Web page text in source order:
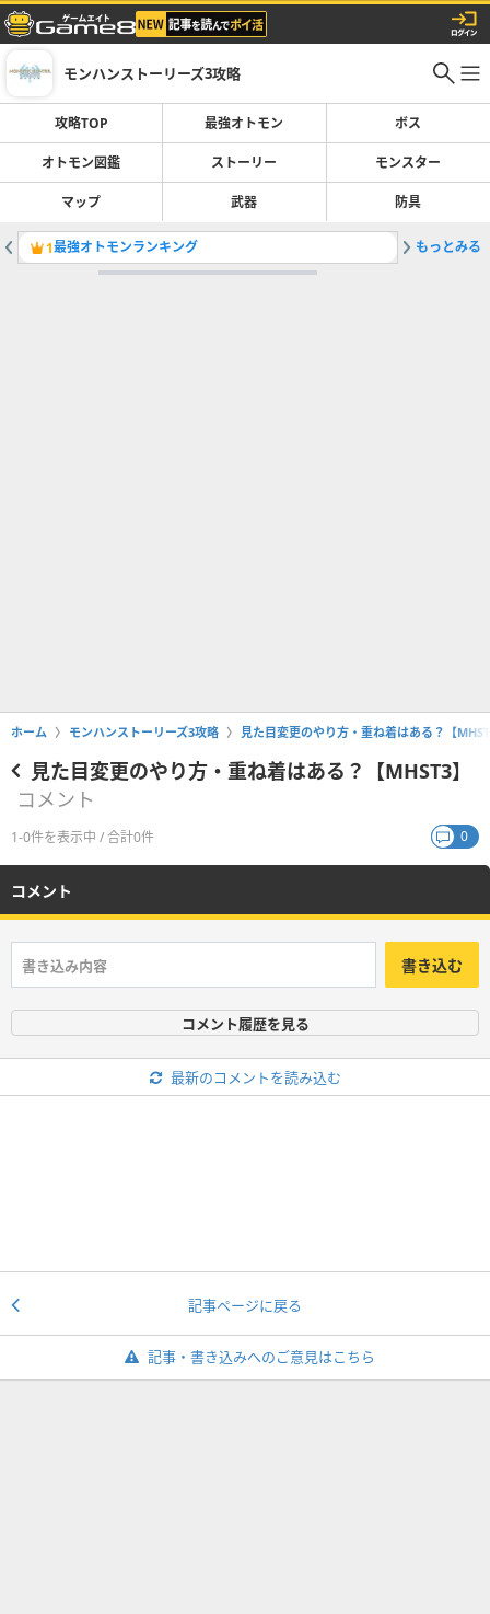
モンハンストーリーズ3攻略
攻略TOP 最強オトモン ボス
オトモン図鑑 ストーリー モンスター
マップ 武器 防具
1最強オトモンランキング 2防具装
もっとみる
ホーム モンハンストーリーズ3攻略 見た目変更のやり方・重ね着はある？【
見た目変更のやり方・重ね着はある？【MHST3】
コメント
1-0件を表示中 / 合計0件 0
コメント
書き込む
コメント履歴を見る
最新のコメントを読み込む
記事ページに戻る
記事・書き込みへのご意見はこちら